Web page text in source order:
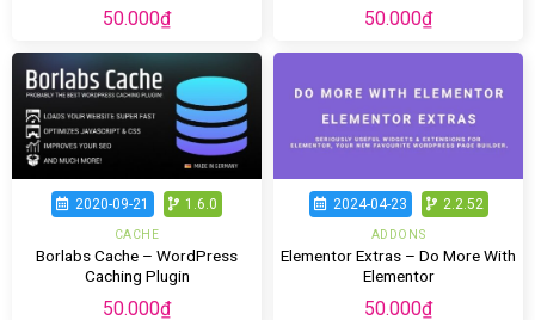
50.000₫ 50.000₫
2020-09-21 1.6.0
CACHE
Borlabs Cache – WordPress
Caching Plugin
50.000₫
2024-04-23 2.2.52
ADDONS
Elementor Extras – Do More With
Elementor
50.000₫